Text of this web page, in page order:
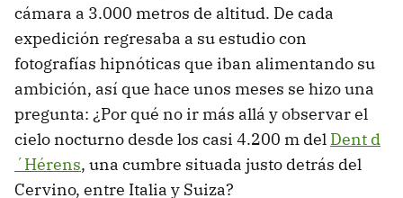
cámara a 3.000 metros de altitud. De cada
expedición regresaba a su estudio con
fotografías hipnóticas que iban alimentando su
ambición, así que hace unos meses se hizo una
pregunta: ¿Por qué no ir más allá y observar el
cielo nocturno desde los casi 4.200 m del Dent d
´Hérens, una cumbre situada justo detrás del
Cervino, entre Italia y Suiza?